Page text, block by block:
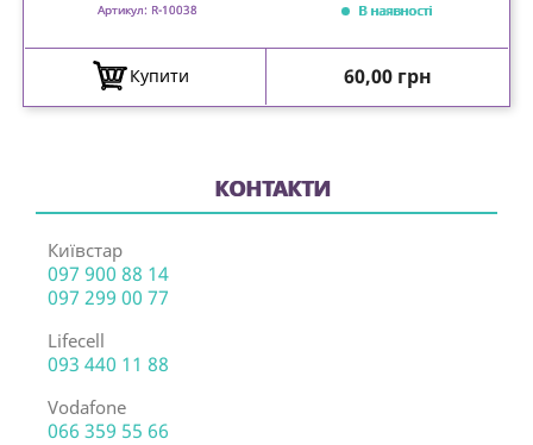
Артикул: R-10038 В наявності
Купити Ціна
60,00 грн
КОНТАКТИ
Київстар
097 900 88 14
097 299 00 77
Lifecell
093 440 11 88
Vodafone
066 359 55 66